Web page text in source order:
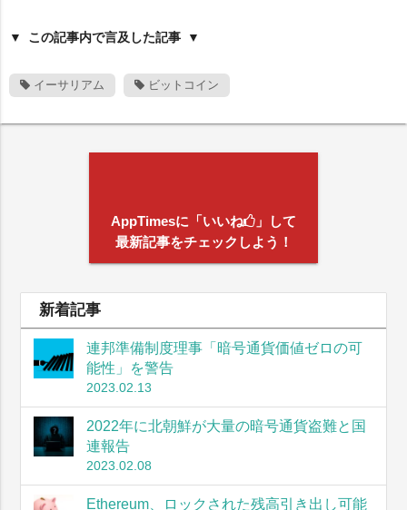
この記事内で言及した記事
イーサリアム ビットコイン
AppTimesに「いいね
」して
最新記事をチェックしよう！
新着記事
連邦準備制度理事「暗号通貨価値ゼロの可
能性」を警告
2023.02.13
2022年に北朝鮮が大量の暗号通貨盗難と国
連報告
2023.02.08
Ethereum、ロックされた残高引き出し可能